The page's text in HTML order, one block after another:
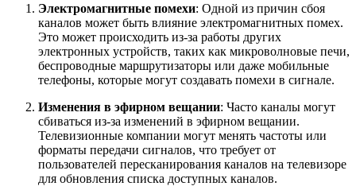
Электромагнитные помехи: Одной из причин сбоя
каналов может быть влияние электромагнитных помех.
Это может происходить из-за работы других
электронных устройств, таких как микроволновые печи,
беспроводные маршрутизаторы или даже мобильные
телефоны, которые могут создавать помехи в сигнале.
Изменения в эфирном вещании: Часто каналы могут
сбиваться из-за изменений в эфирном вещании.
Телевизионные компании могут менять частоты или
форматы передачи сигналов, что требует от
пользователей пересканирования каналов на телевизоре
для обновления списка доступных каналов.